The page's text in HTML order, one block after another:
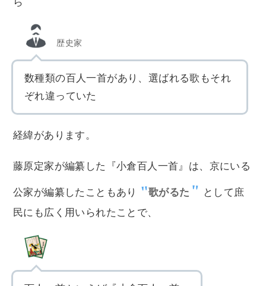
ら
歴史家
数種類の百人一首があり、選ばれる歌もそれ
ぞれ違っていた
経緯があります。
藤原定家が編纂した『小倉百人一首』は、京にいる
公家が編纂したこともあり 歌がるた
として庶
民にも広く用いられたことで、